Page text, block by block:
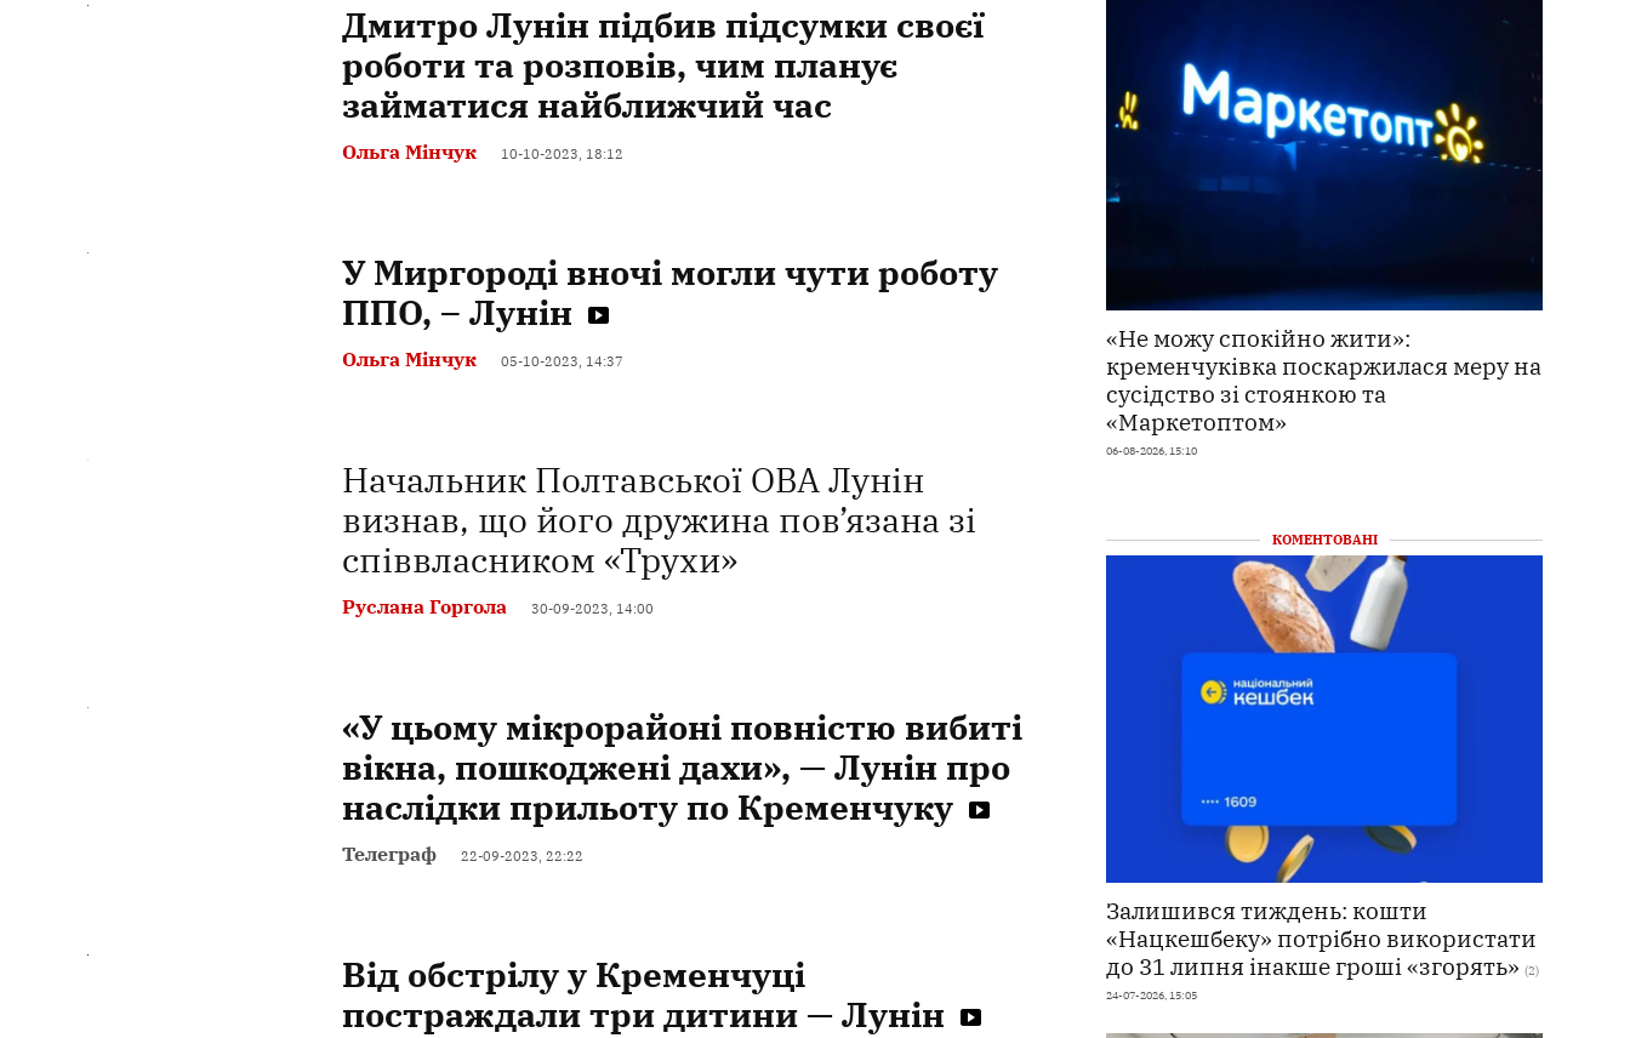
Дмитро Лунін підбив підсумки своєї
роботи та розповів, чим планує
займатися найближчий час
Ольга Мінчук 10-10-2023, 18:12
У Миргороді вночі могли чути роботу
ППО, – Лунін
Ольга Мінчук 05-10-2023, 14:37
Начальник Полтавської ОВА Лунін
визнав, що його дружина пов’язана зі
співвласником «Трухи»
Руслана Горгола 30-09-2023, 14:00
«У цьому мікрорайоні повністю вибиті
вікна, пошкоджені дахи», — Лунін про
наслідки прильоту по Кременчуку
Телеграф 22-09-2023, 22:22
Від обстрілу у Кременчуці
постраждали три дитини — Лунін
«Не можу спокійно жити»:
кременчуківка поскаржилася меру на
сусідство зі стоянкою та
«Маркетоптом»
06-08-2026, 15:10
КОМЕНТОВАНІ
Залишився тиждень: кошти
«Нацкешбеку» потрібно використати
до 31 липня інакше гроші «згорять» (2)
24-07-2026, 15:05